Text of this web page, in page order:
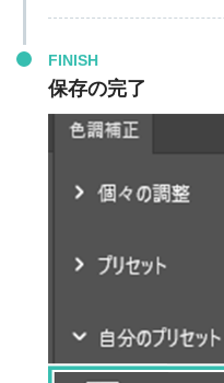
FINISH
保存の完了